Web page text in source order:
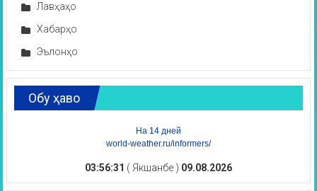
Лавҳаҳо
Хабарҳо
Эълонҳо
Обу ҳаво
На 14 дней
world-weather.ru/informers/
03:56:31 ( Якшанбе ) 09.08.2026